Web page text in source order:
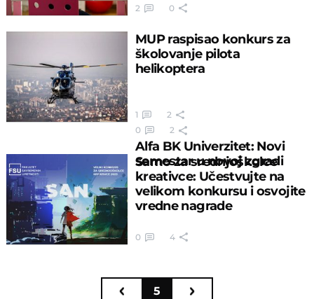
2 0
MUP raspisao konkurs za
školovanje pilota
helikoptera
1 2
Alfa BK Univerzitet: Novi
semestar u novoj zgradi
0 2
Samo za srednjoškolce
kreativce: Učestvujte na
velikom konkursu i osvojite
vredne nagrade
0 4
5